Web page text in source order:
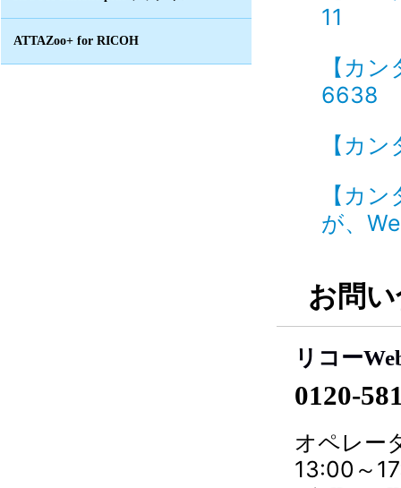
ATTAZoo+ for RICOH
11
【カ
6638
【カ
【カ
が、
お問
リコー
0120-
オペレー
13:00～